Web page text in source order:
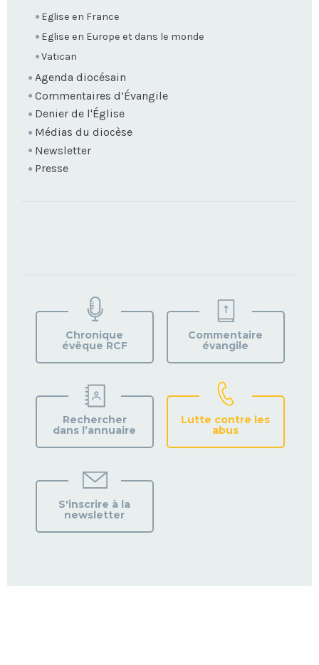
Eglise en France
Eglise en Europe et dans le monde
Vatican
Agenda diocésain
Commentaires d’Évangile
Denier de l'Église
Médias du diocèse
Newsletter
Presse
VOTRE
PAROISSE
Chronique
évêque RCF
Commentaire
évangile
Rechercher
dans l’annuaire
Lutte contre les
abus
S'inscrire à la
newsletter